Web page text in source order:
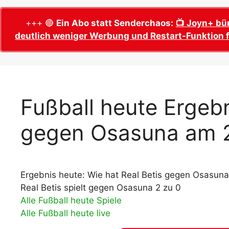
Wer wird Fußball-Weltmeister 2026?
Alle WM 2026 Trainer
Adidas Trionda: offizielle WM 2026
Spielball
Alle Nationalspieler der FIFA Fußball WM
WM 2026 Qualifikation in Europa: Tabelle
& Spielplan
WM 2026
Termine,
WM 2026
WM 2026
Spielort
+++ 🔴 Ein Abo statt Senderchaos: 📺 Joyn+
deutlich weniger Werbung und Restart-
Fußball heute
gegen Osasuna am
Ergebnis heute: Wie hat Real Betis gegen
Real Betis spielt gegen Osasuna 2 zu 0
Alle Fußball heute Spiele
Alle Fußball heute live